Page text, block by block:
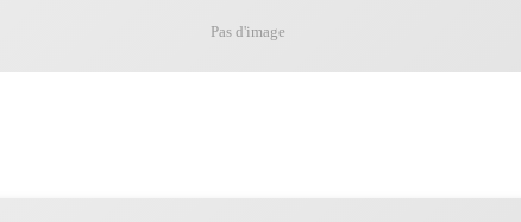
Pas d'image